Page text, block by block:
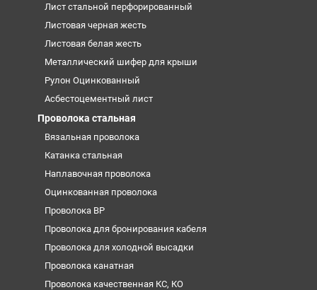
Лист стальной перфорированный
Листовая черная жесть
Листовая белая жесть
Металлический шифер для крыши
Рулон Оцинкованный
Асбестоцементный лист
Проволока стальная
Вязальная проволока
Катанка стальная
Наплавочная проволока
Оцинкованная проволока
Проволока ВР
Проволока для бронирования кабеля
Проволока для холодной высадки
Проволока канатная
Проволока качественная КС, КО